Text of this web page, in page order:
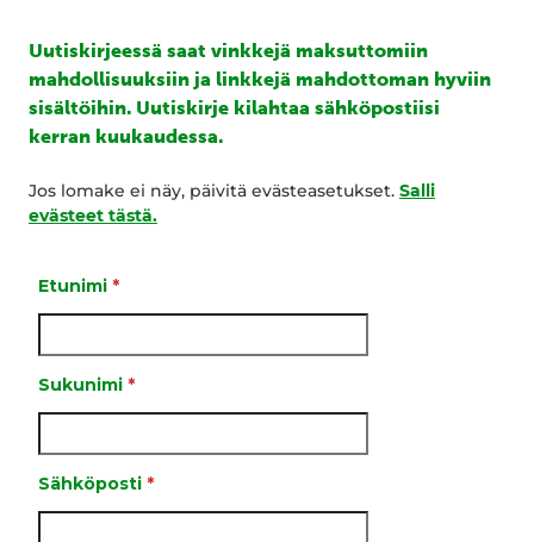
Uutiskirjeessä saat vinkkejä maksuttomiin
mahdollisuuksiin ja linkkejä mahdottoman hyviin
sisältöihin. Uutiskirje kilahtaa sähköpostiisi
kerran kuukaudessa.
Jos lomake ei näy, päivitä evästeasetukset. Salli
evästeet tästä.